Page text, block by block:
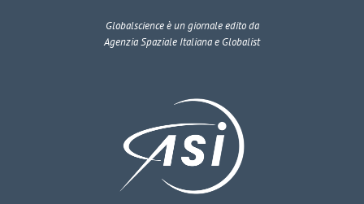
Globalscienceè un giornale edito da
Agenzia Spaziale Italiana e Globalist